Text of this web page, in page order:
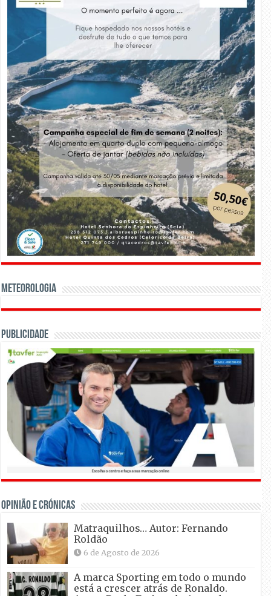
Meteorologia
Publicidade
OPINIÃO E CRÓNICAS
Matraquilhos… Autor: Fernando
Roldão
6 de Agosto de 2026
A marca Sporting em todo o mundo
está a crescer atrás de Ronaldo.